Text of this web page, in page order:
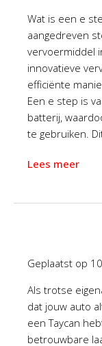
Wat is een e
aangedreven
vervoermiddel
innovatieve
efficiënte
Een e step is
batterij,
te gebruiken.
Lees meer
Geplaatst op
Als trotse
dat jouw auto
een Taycan
betrouwbare